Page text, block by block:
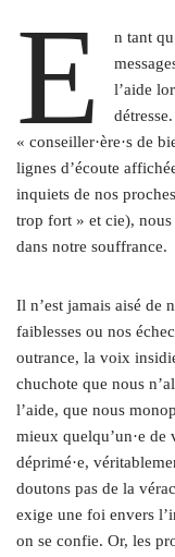
E
n tant
l’aide
« conseiller·ère·s de
lignes d’écoute
inquiets de nos
trop fort » et cie), nous
dans notre souffrance.
Il n’est jamais aisé de
faiblesses ou nos
outrance, la voix
chuchote que nous
l’aide, que nous
mieux quelqu’un·e de
déprimé·e,
doutons pas de la
exige une foi envers
on se confie. Or, les